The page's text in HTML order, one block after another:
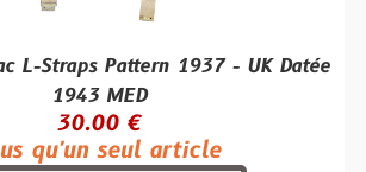
L-Straps Pattern 1937 - UK Datée
1943 MED
30.00 €
qu'un seul article